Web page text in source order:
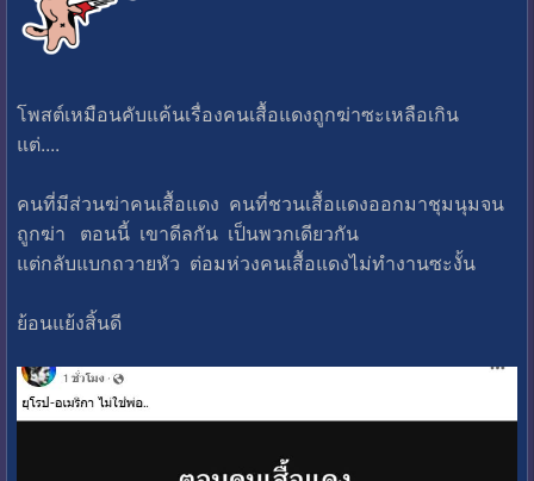
โพสต์เหมือนคับแค้นเรื่องคนเสื้อแดงถูกฆ่าซะเหลือเกิน
แต่....
คนที่มีส่วนฆ่าคนเสื้อแดง คนที่ชวนเสื้อแดงออกมาชุมนุมจน
ถูกฆ่า ตอนนี้ เขาดีลกัน เป็นพวกเดียวกัน
แต่กลับแบกถวายหัว ต่อมห่วงคนเสื้อแดงไม่ทำงานซะงั้น
ย้อนแย้งสิ้นดี